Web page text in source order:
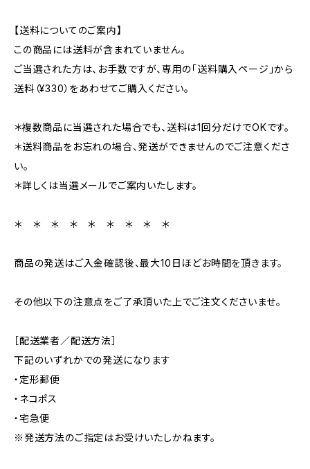
【送料についてのご案内】
この商品には送料が含まれていません。
ご当選された方は、お手数ですが、専用の「送料購入ページ」から
送料（¥330）をあわせてご購入ください。
＊複数商品に当選された場合でも、送料は1回分だけでOKです。
＊送料商品をお忘れの場合、発送ができませんのでご注意くださ
い。
＊詳しくは当選メールでご案内いたします。
＊ ＊ ＊ ＊ ＊ ＊ ＊ ＊ ＊
商品の発送はご入金確認後、最大10日ほどお時間を頂きます。
その他以下の注意点をご了承頂いた上でご注文くださいませ。
［配送業者／配送方法］
下記のいずれかでの発送になります
・定形郵便
・ネコポス
・宅急便
※発送方法のご指定はお受けいたしかねます。